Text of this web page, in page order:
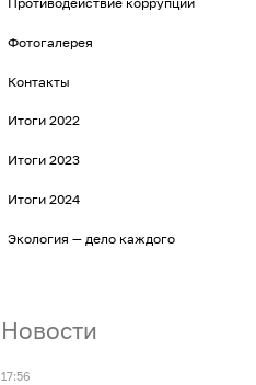
Фотогалерея
Контакты
Итоги 2022
Итоги 2023
Итоги 2024
Экология — дело каждого
Новости
17:56